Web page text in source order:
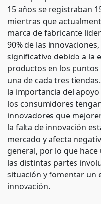
15 años se registraban
mientras que
marca de fabricante
90% de las
significativo debido a la
productos en los puntos
una de cada tres
la importancia del
los consumidores
innovadores que
la falta de innovación
mercado y afecta
general, por lo que
las distintas partes
situación y fomentar un
innovación.